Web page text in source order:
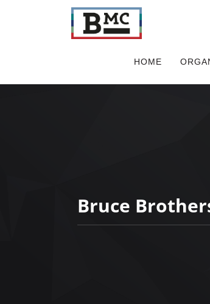
HOME
Bruce